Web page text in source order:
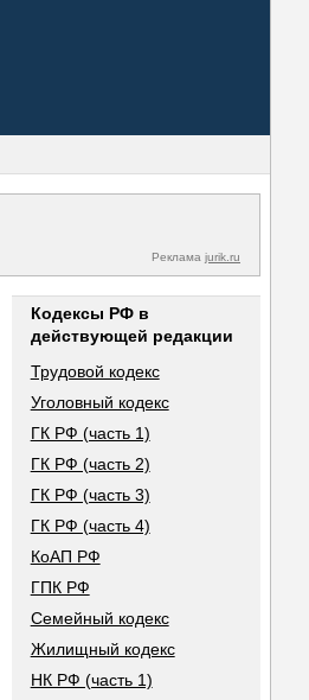
Реклама jurik.ru
Кодексы РФ в
действующей редакции
Трудовой кодекс
Уголовный кодекс
ГК РФ (часть 1)
ГК РФ (часть 2)
ГК РФ (часть 3)
ГК РФ (часть 4)
КоАП РФ
ГПК РФ
Семейный кодекс
Жилищный кодекс
НК РФ (часть 1)